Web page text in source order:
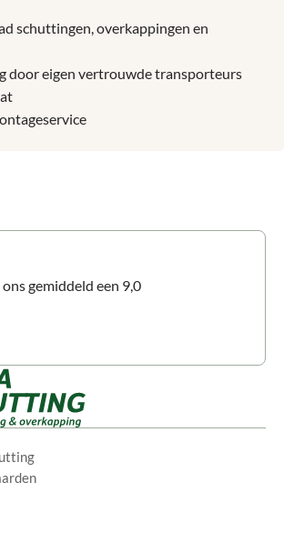
schuttingen, overkappingen en
door eigen vertrouwde transporteurs
gemiddeld een 9,0